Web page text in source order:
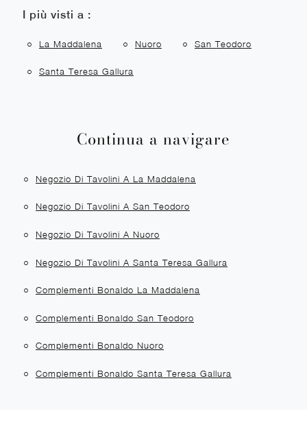
I più visti a :
La Maddalena Nuoro San Teodoro
Santa Teresa Gallura
Continua a navigare
Negozio Di Tavolini A La Maddalena
Negozio Di Tavolini A San Teodoro
Negozio Di Tavolini A Nuoro
Negozio Di Tavolini A Santa Teresa Gallura
Complementi Bonaldo La Maddalena
Complementi Bonaldo San Teodoro
Complementi Bonaldo Nuoro
Complementi Bonaldo Santa Teresa Gallura